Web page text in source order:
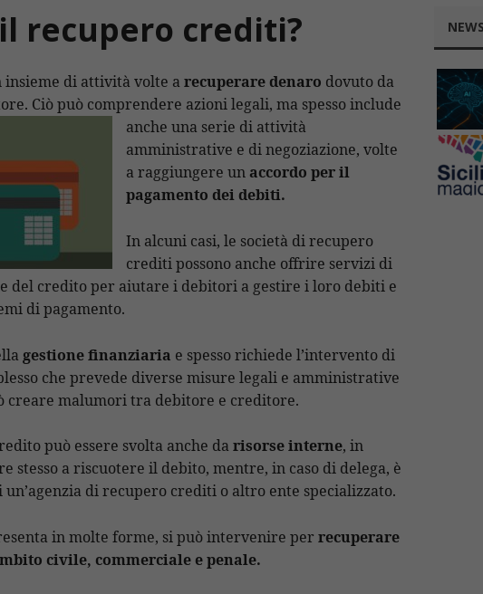
il recupero crediti?
di attività volte arecuperare denaro dovuto da
Ciò può comprendere azioni legali, ma spesso include
anche una serie di attività
amministrative e di negoziazione, volte
a raggiungere un accordo per il
pagamento dei debiti.
In alcuni casi, le società di recupero
crediti possono anche offrire servizi di
del credito per aiutare i debitori a gestire i loro debiti e
di pagamento.
gestione finanziaria e spesso richiede l’intervento di
che prevede diverse misure legali e amministrative
creare malumori tra debitore e creditore.
può essere svolta anche darisorse interne, in
stesso a riscuotere il debito, mentre, in caso di delega, è
un’agenzia di recupero crediti o altro ente specializzato.
in molte forme, si può intervenire per recuperare
civile, commerciale e penale.